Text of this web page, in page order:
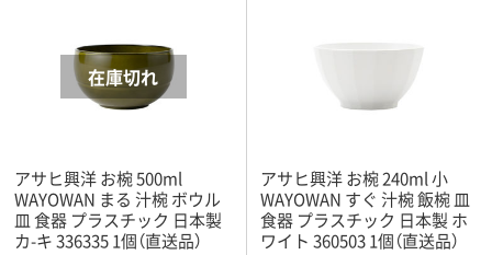
アサヒ興洋 お椀 500ml
WAYOWAN まる 汁椀 ボウル
皿 食器 プラスチック 日本製
カ-キ 336335 1個（直送品）
アサヒ興洋 お椀 240ml 小
WAYOWAN すぐ 汁椀 飯椀 皿
食器 プラスチック 日本製 ホ
ワイト 360503 1個（直送品）